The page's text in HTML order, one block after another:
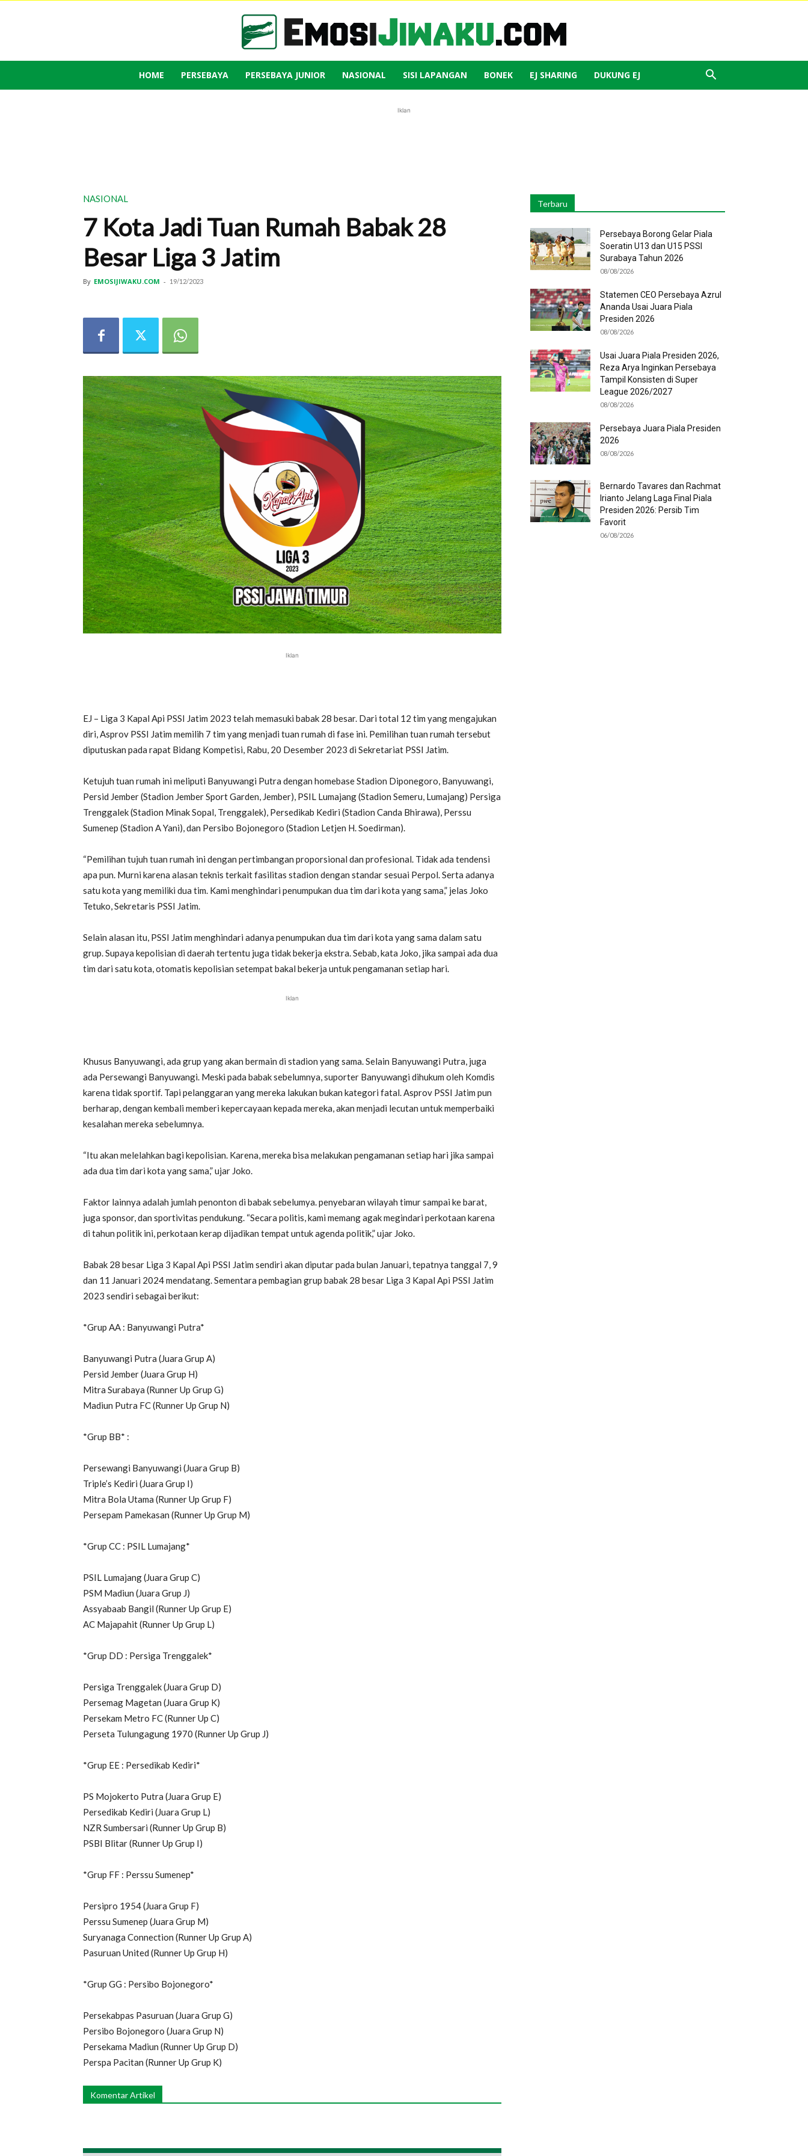
Emosi
HOME PERSEBAYA PERSEBAYA JUNIOR NASIONAL SISI LAPANGAN BONEK EJ SHARING DUKUNG EJ
Iklan
NASIONAL
7 Kota Jadi Tuan Rumah Babak 28
Besar Liga 3 Jatim
By EMOSIJIWAKU.COM - 19/12/2023
Iklan
EJ – Liga 3 Kapal Api PSSI Jatim 2023 telah memasuki babak 28 besar. Dari total 12 tim yang mengajukan
diri, Asprov PSSI Jatim memilih 7 tim yang menjadi tuan rumah di fase ini. Pemilihan tuan rumah tersebut
diputuskan pada rapat Bidang Kompetisi, Rabu, 20 Desember 2023 di Sekretariat PSSI Jatim.
Ketujuh tuan rumah ini meliputi Banyuwangi Putra dengan homebase Stadion Diponegoro, Banyuwangi,
Persid Jember (Stadion Jember Sport Garden, Jember), PSIL Lumajang (Stadion Semeru, Lumajang) Persiga
Trenggalek (Stadion Minak Sopal, Trenggalek), Persedikab Kediri (Stadion Canda Bhirawa), Perssu
Sumenep (Stadion A Yani), dan Persibo Bojonegoro (Stadion Letjen H. Soedirman).
“Pemilihan tujuh tuan rumah ini dengan pertimbangan proporsional dan profesional. Tidak ada tendensi
apa pun. Murni karena alasan teknis terkait fasilitas stadion dengan standar sesuai Perpol. Serta adanya
satu kota yang memiliki dua tim. Kami menghindari penumpukan dua tim dari kota yang sama,” jelas Joko
Tetuko, Sekretaris PSSI Jatim.
Selain alasan itu, PSSI Jatim menghindari adanya penumpukan dua tim dari kota yang sama dalam satu
grup. Supaya kepolisian di daerah tertentu juga tidak bekerja ekstra. Sebab, kata Joko, jika sampai ada dua
tim dari satu kota, otomatis kepolisian setempat bakal bekerja untuk pengamanan setiap hari.
Iklan
Khusus Banyuwangi, ada grup yang akan bermain di stadion yang sama. Selain Banyuwangi Putra, juga
ada Persewangi Banyuwangi. Meski pada babak sebelumnya, suporter Banyuwangi dihukum oleh Komdis
karena tidak sportif. Tapi pelanggaran yang mereka lakukan bukan kategori fatal. Asprov PSSI Jatim pun
berharap, dengan kembali memberi kepercayaan kepada mereka, akan menjadi lecutan untuk memperbaiki
kesalahan mereka sebelumnya.
“Itu akan melelahkan bagi kepolisian. Karena, mereka bisa melakukan pengamanan setiap hari jika sampai
ada dua tim dari kota yang sama,” ujar Joko.
Faktor lainnya adalah jumlah penonton di babak sebelumya. penyebaran wilayah timur sampai ke barat,
juga sponsor, dan sportivitas pendukung. “Secara politis, kami memang agak megindari perkotaan karena
di tahun politik ini, perkotaan kerap dijadikan tempat untuk agenda politik,” ujar Joko.
Babak 28 besar Liga 3 Kapal Api PSSI Jatim sendiri akan diputar pada bulan Januari, tepatnya tanggal 7, 9
dan 11 Januari 2024 mendatang. Sementara pembagian grup babak 28 besar Liga 3 Kapal Api PSSI Jatim
2023 sendiri sebagai berikut:
*Grup AA : Banyuwangi Putra*
Banyuwangi Putra (Juara Grup A)
Persid Jember (Juara Grup H)
Mitra Surabaya (Runner Up Grup G)
Madiun Putra FC (Runner Up Grup N)
*Grup BB* :
Persewangi Banyuwangi (Juara Grup B)
Triple’s Kediri (Juara Grup I)
Mitra Bola Utama (Runner Up Grup F)
Persepam Pamekasan (Runner Up Grup M)
*Grup CC : PSIL Lumajang*
PSIL Lumajang (Juara Grup C)
PSM Madiun (Juara Grup J)
Assyabaab Bangil (Runner Up Grup E)
AC Majapahit (Runner Up Grup L)
*Grup DD : Persiga Trenggalek*
Persiga Trenggalek (Juara Grup D)
Persemag Magetan (Juara Grup K)
Persekam Metro FC (Runner Up C)
Perseta Tulungagung 1970 (Runner Up Grup J)
*Grup EE : Persedikab Kediri*
PS Mojokerto Putra (Juara Grup E)
Persedikab Kediri (Juara Grup L)
NZR Sumbersari (Runner Up Grup B)
PSBI Blitar (Runner Up Grup I)
*Grup FF : Perssu Sumenep*
Persipro 1954 (Juara Grup F)
Perssu Sumenep (Juara Grup M)
Suryanaga Connection (Runner Up Grup A)
Pasuruan United (Runner Up Grup H)
*Grup GG : Persibo Bojonegoro*
Persekabpas Pasuruan (Juara Grup G)
Persibo Bojonegoro (Juara Grup N)
Persekama Madiun (Runner Up Grup D)
Perspa Pacitan (Runner Up Grup K)
Komentar Artikel
Terbaru
Persebaya Borong Gelar Piala
Soeratin U13 dan U15 PSSI
Surabaya Tahun 2026
08/08/2026
Statemen CEO Persebaya Azrul
Ananda Usai Juara Piala
Presiden 2026
08/08/2026
Usai Juara Piala Presiden 2026,
Reza Arya Inginkan Persebaya
Tampil Konsisten di Super
League 2026/2027
08/08/2026
Persebaya Juara Piala Presiden
2026
08/08/2026
Bernardo Tavares dan Rachmat
Irianto Jelang Laga Final Piala
Presiden 2026: Persib Tim
Favorit
06/08/2026